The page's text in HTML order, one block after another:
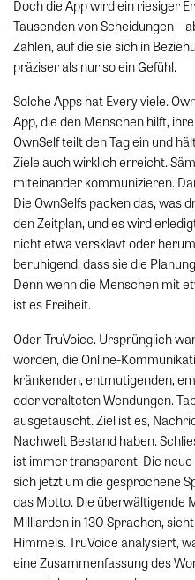
Doch die App wird ein riesiger
Tausenden von Scheidungen –
Zahlen, auf die sie sich in
präziser als nur so ein Gefühl.
Solche Apps hat Every viele.
App, die den Menschen hilft,
OwnSelf teilt den Tag ein und
Ziele auch wirklich erreicht.
miteinander kommunizieren.
Die OwnSelfs packen das, was
den Zeitplan, und es wird
nicht etwa versklavt oder
beruhigend, dass sie die
Denn wenn die Menschen mit
ist es Freiheit.
Oder TruVoice. Ursprünglich
worden, die Online-
kränkenden, entmutigenden,
oder veralteten Wendungen.
ausgetauscht. Ziel ist es,
Nachwelt Bestand haben.
ist immer transparent. Die
sich jetzt um die gesprochene
das Motto. Die überwältigende
Milliarden in 130 Sprachen,
Himmels. TruVoice analysiert,
eine Zusammenfassung des